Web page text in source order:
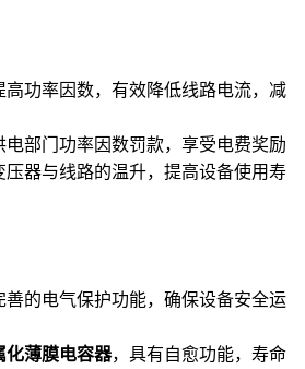
高功率因数，有效降低线路电流，减
电部门功率因数罚款，享受电费奖励
压器与线路的温升，提高设备使用寿
善的电气保护功能，确保设备安全运
化薄膜电容器，具有自愈功能，寿命